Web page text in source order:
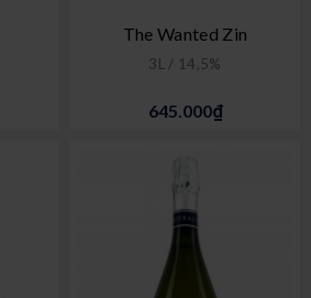
The Wanted Zin
3L / 14,5%
645.000₫